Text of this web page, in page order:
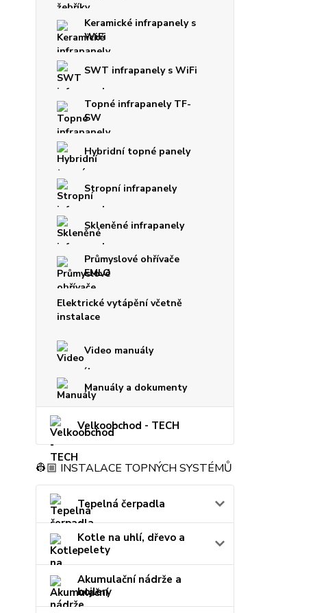
Keramické infrapanely s
WiFi
SWT infrapanely s WiFi
Topné infrapanely TF-
SW
Hybridní topné panely
Stropní infrapanely
Skleněné infrapanely
Průmyslové ohřívače
EMLO
Elektrické vytápění včetně
instalace
Video manuály
Manuály a dokumenty
Velkoobchod - TECH
👷🏼 INSTALACE TOPNÝCH SYSTÉMŮ
Tepelná čerpadla
Kotle na uhlí, dřevo a
pelety
Akumulační nádrže a
bojlery